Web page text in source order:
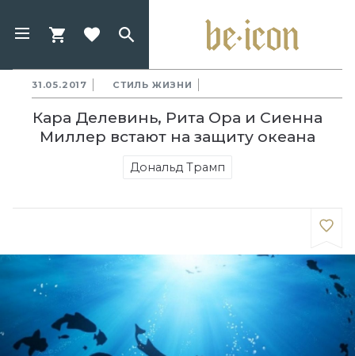
31.05.2017 СТИЛЬ ЖИЗНИ
Кара Делевинь, Рита Ора и Сиенна
Миллер встают на защиту океана
Дональд Трамп